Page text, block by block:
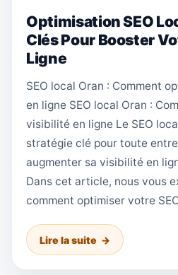
Optimisation SEO
Clés Pour Booster
Ligne
SEO local Oran : Comment
en ligne SEO local Oran :
visibilité en ligne Le SEO
stratégie clé pour toute
augmenter sa visibilité en
Dans cet article, nous vous
comment optimiser votre
Lire la suite